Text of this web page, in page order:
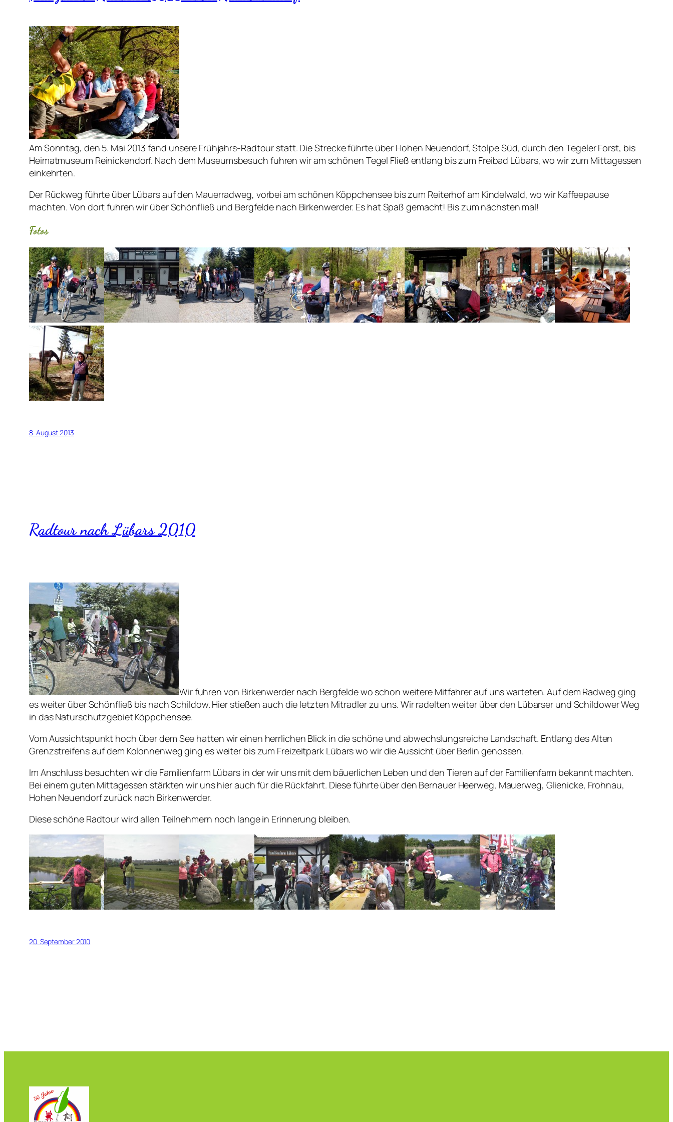
Am Sonntag, den 5. Mai 2013 fand unsere Frühjahrs-Radtour statt. Die Strecke führte über Hohen Neuendorf, Stolpe Süd, durch den Tegeler Forst, bis
Heimatmuseum Reinickendorf. Nach dem Museumsbesuch fuhren wir am schönen Tegel Fließ entlang bis zum Freibad Lübars, wo wir zum Mittagessen
einkehrten.
Der Rückweg führte über Lübars auf den Mauerradweg, vorbei am schönen Köppchensee bis zum Reiterhof am Kindelwald, wo wir Kaffeepause
machten. Von dort fuhren wir über Schönfließ und Bergfelde nach Birkenwerder. Es hat Spaß gemacht! Bis zum nächsten mal!
Fotos
8. August 2013
Radtour nach Lübars 2010
Wir fuhren von Birkenwerder nach Bergfelde wo schon weitere Mitfahrer auf uns warteten. Auf dem Radweg ging
es weiter über Schönfließ bis nach Schildow. Hier stießen auch die letzten Mitradler zu uns. Wir radelten weiter über den Lübarser und Schildower Weg
in das Naturschutzgebiet Köppchensee.
Vom Aussichtspunkt hoch über dem See hatten wir einen herrlichen Blick in die schöne und abwechslungsreiche Landschaft. Entlang des Alten
Grenzstreifens auf dem Kolonnenweg ging es weiter bis zum Freizeitpark Lübars wo wir die Aussicht über Berlin genossen.
Im Anschluss besuchten wir die Familienfarm Lübars in der wir uns mit dem bäuerlichen Leben und den Tieren auf der Familienfarm bekannt machten.
Bei einem guten Mittagessen stärkten wir uns hier auch für die Rückfahrt. Diese führte über den Bernauer Heerweg, Mauerweg, Glienicke, Frohnau,
Hohen Neuendorf zurück nach Birkenwerder.
Diese schöne Radtour wird allen Teilnehmern noch lange in Erinnerung bleiben.
20. September 2010